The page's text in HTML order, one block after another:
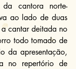
da cantora norte-
ao lado de duas
cantar deitada no
todo tomado de
da apresentação,
no repertório de